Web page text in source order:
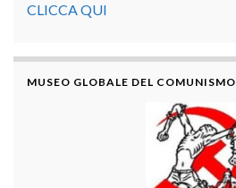
CLICCA QUI
MUSEO GLOBALE DEL COMUNISMO